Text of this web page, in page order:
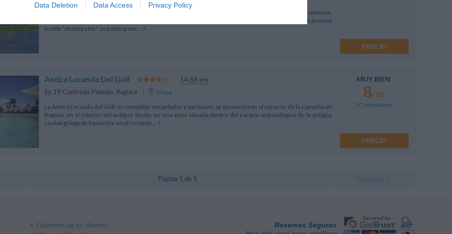
Data Deletion Data Access Privacy Policy
Il Plaza Beach Hostel sorge nel borgo marinaro di Punta Secca, suggestiva frazione di Santa Croce Camerina,
resa famosa dalle storie del Commissario Montalbano. Il complesso dispone di camere e appartamenti arredati
in stile "shabby chic", in totale armo...
PRECIO
Antica Locanda Del Golf
14.88 km
Sp 19 Contrada Piombo, Ragusa
Mapa
La Antica Locanda del Golf, un complejo encantador y exclusivo, se encuentra en el corazón de la campiña de
Ragusa, en el interior del antiguo feudo, en una zona situada dentro del parque arqueológico de la antigua
ciudad griega de Kamarina, en el corazón...
MUY BIEN
8/10
3 Comentarios
PRECIO
Página 1 de 1
Opiniones de los clientes
Reservas Seguras